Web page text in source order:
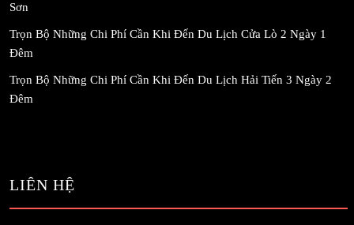
Sơn
Trọn Bộ Những Chi Phí Cần Khi Đến Du Lịch Cửa Lò 2 Ngày 1
Đêm
Trọn Bộ Những Chi Phí Cần Khi Đến Du Lịch Hải Tiến 3 Ngày 2
Đêm
LIÊN HỆ